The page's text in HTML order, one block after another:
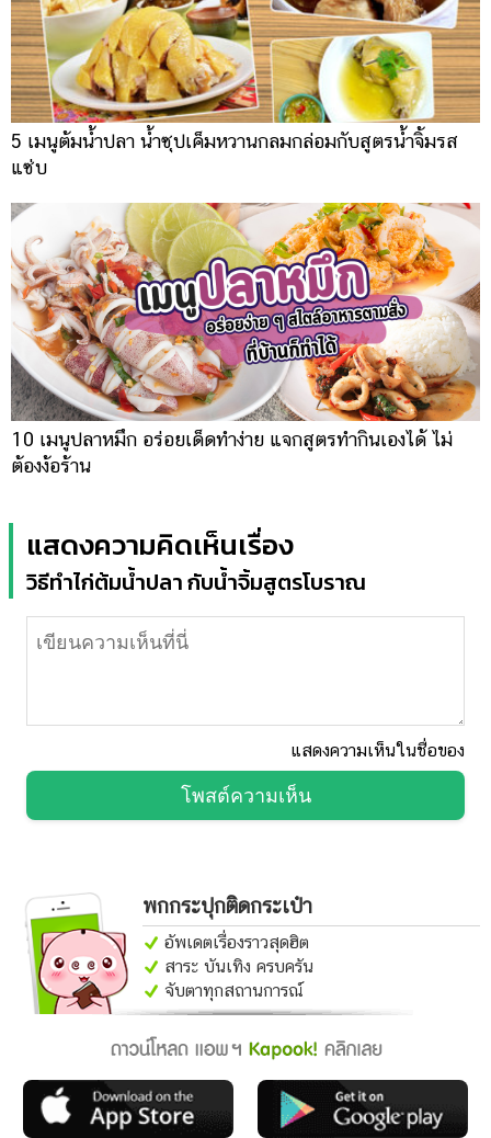
5 เมนูต้มน้ำปลา น้ำซุปเค็มหวานกลมกล่อมกับสูตรน้ำจิ้มรส
แซ่บ
10 เมนูปลาหมึก อร่อยเด็ดทำง่าย แจกสูตรทำกินเองได้ ไม่
ต้องง้อร้าน
แสดงความคิดเห็นเรื่อง
วิธีทำไก่ต้มน้ำปลา กับน้ำจิ้มสูตรโบราณ
แสดงความเห็นในชื่อของ
โพสต์ความเห็น
พกกระปุกติดกระเป๋า
อัพเดตเรื่องราวสุดฮิต
สาระ บันเทิง ครบครัน
จับตาทุกสถานการณ์